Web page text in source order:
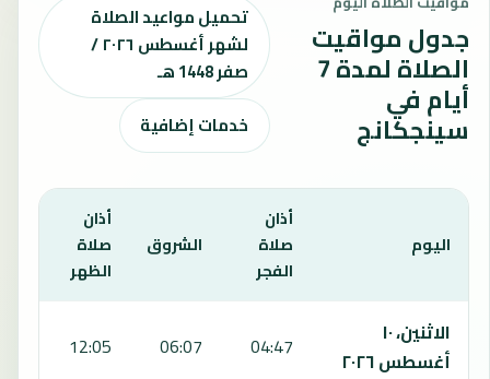
جدول مواقيت
الصلاة لمدة 7
أيام في
سينجكانج
تحميل مواعيد الصلاة
لشهر أغسطس ٢٠٢٦ /
صفر 1448 هـ
خدمات إضافية
اليوم
أذان
صلاة
الفجر
الشروق
أذان
صلاة
الظهر
الاثنين، ١٠
أغسطس ٢٠٢٦
04:47
06:07
12:05